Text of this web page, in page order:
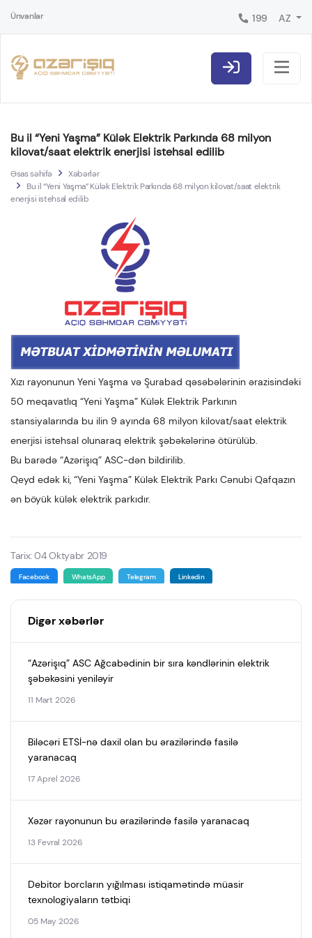
Ünvanlar 199 AZ
Bu il “Yeni Yaşma” Külək Elektrik Parkında 68 milyon
kilovat/saat elektrik enerjisi istehsal edilib
Əsas səhifə
Xəbərlər
Bu il “Yeni Yaşma” Külək Elektrik Parkında 68 milyon kilovat/saat elektrik
enerjisi istehsal edilib
Xızı rayonunun Yeni Yaşma və Şurabad qəsəbələrinin ərazisindəki
50 meqavatlıq “Yeni Yaşma” Külək Elektrik Parkının
stansiyalarında bu ilin 9 ayında 68 milyon kilovat/saat elektrik
enerjisi istehsal olunaraq elektrik şəbəkələrinə ötürülüb.
Bu barədə “Azərişıq” ASC-dən bildirilib.
Qeyd edək ki, “Yeni Yaşma” Külək Elektrik Parkı Cənubi Qafqazın
ən böyük külək elektrik parkıdır.
Tarix: 04 Oktyabr 2019
Facebook WhatsApp Telegram Linkedin
Digər xəbərlər
“Azərişıq” ASC Ağcabədinin bir sıra kəndlərinin elektrik
şəbəkəsini yeniləyir
11 Mart 2026
Biləcəri ETSİ-nə daxil olan bu ərazilərində fasilə
yaranacaq
17 Aprel 2026
Xəzər rayonunun bu ərazilərində fasilə yaranacaq
13 Fevral 2026
Debitor borcların yığılması istiqamətində müasir
texnologiyaların tətbiqi
05 May 2026